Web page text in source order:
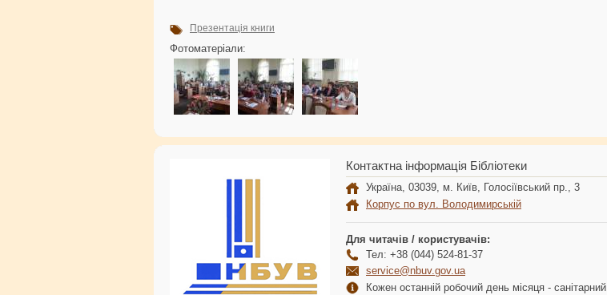
Презентація книги
Фотоматеріали:
Контактна інформація Бібліотеки
Україна, 03039, м. Київ, Голосіївський пр., 3
Корпус по вул. Володимирській
Для читачів / користувачів:
Тел: +38 (044) 524-81-37
service@nbuv.gov.ua
Кожен останній робочий день місяця - санітарний